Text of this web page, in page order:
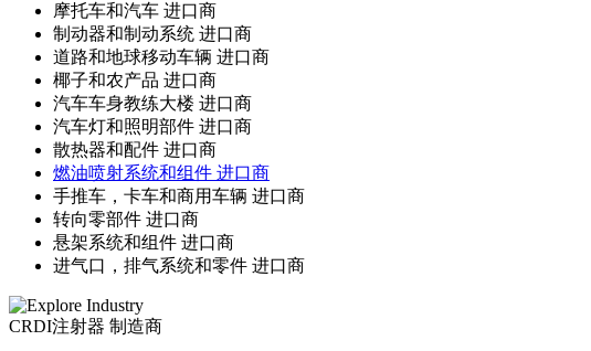
摩托车和汽车 进口商
制动器和制动系统 进口商
道路和地球移动车辆 进口商
椰子和农产品 进口商
汽车车身教练大楼 进口商
汽车灯和照明部件 进口商
散热器和配件 进口商
燃油喷射系统和组件 进口商
手推车，卡车和商用车辆 进口商
转向零部件 进口商
悬架系统和组件 进口商
进气口，排气系统和零件 进口商
CRDI注射器 制造商